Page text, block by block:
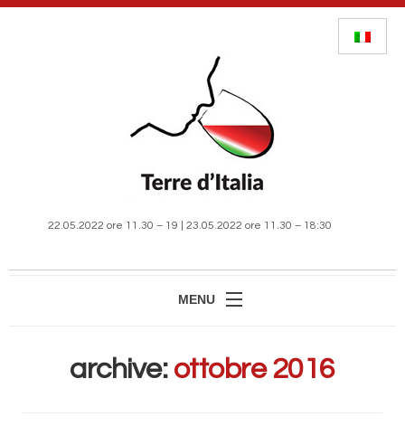
22.05.2022 ore 11.30 – 19 | 23.05.2022 ore 11.30 – 18:30
MENU
MANIFESTAZIONEarchive: ottobre 2016